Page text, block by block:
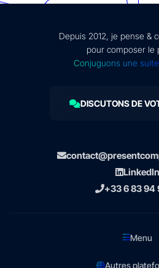
Depuis 2012, je pense &
pour composer le
Conjuguons une
DISCUTONS DE
LinkedIn
+33 6 83 94
Menu
Autres